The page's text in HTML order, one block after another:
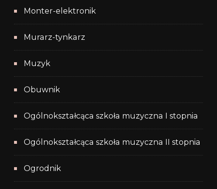
Monter-elektronik
Murarz-tynkarz
Muzyk
Obuwnik
Ogólnokształcąca szkoła muzyczna I stopnia
Ogólnokształcąca szkoła muzyczna II stopnia
Ogrodnik